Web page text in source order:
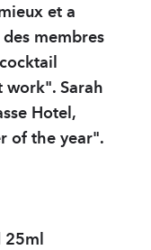
Jardins Des Monts
Français
Deutsch
English
et a
membres
work". Sarah
Hotel,
of the year".